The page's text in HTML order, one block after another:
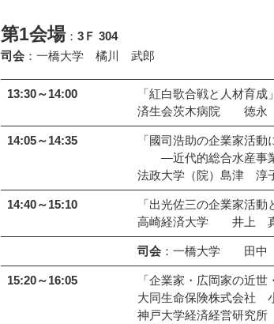
第1会場：3Ｆ 304
司会 ：一橋大学 橘川 武郎
13:30～14:00
「紅白歌合戦と人材育成」
済生会茨木病院 徳永
14:05～14:35
「國司浩助の企業家活動
―近代的総合水産事
法政大学（院）島津 淳
14:40～15:10
「出光佐三の企業家活動
高崎経済大学 井上
司会：一橋大学 田中
15:20～16:05
「企業家・広岡家の近
大同生命保険株式会社
神戸大学経済経営研究